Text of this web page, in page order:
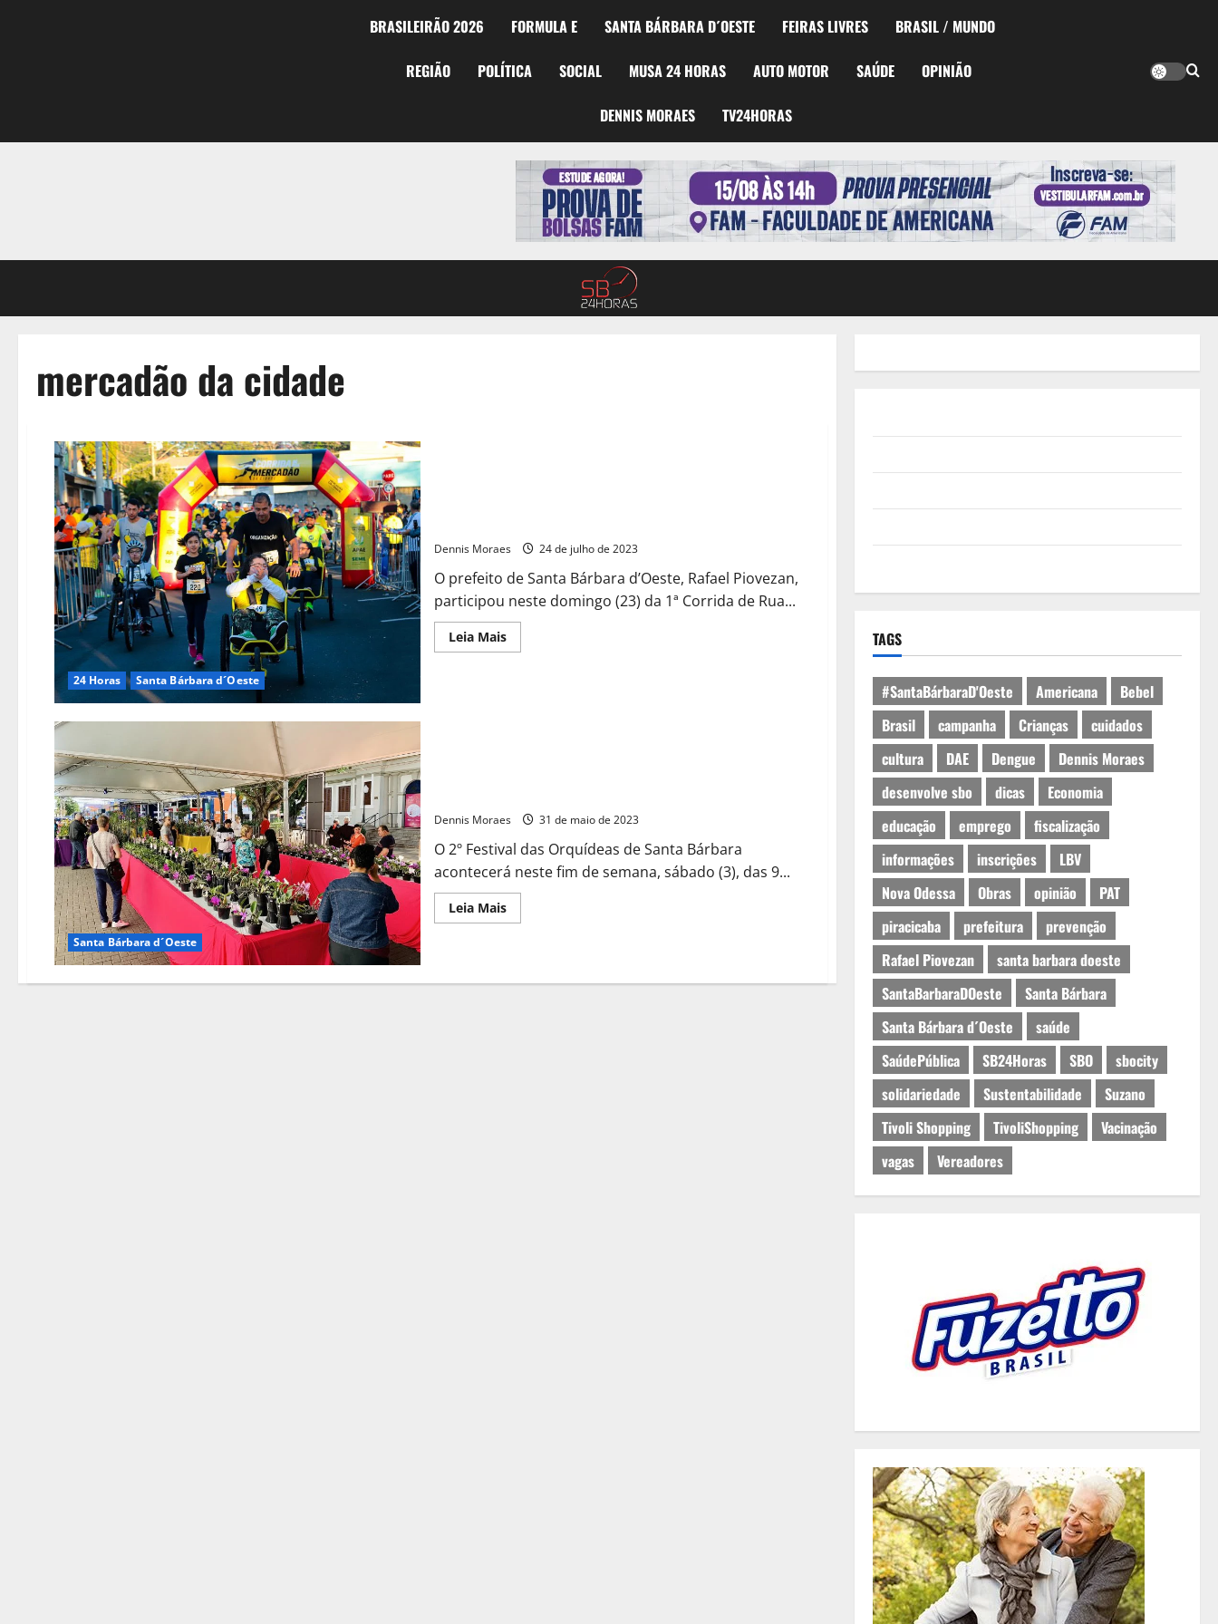
BRASILEIRÃO 2026 FORMULA E SANTA BÁRBARA D´OESTE FEIRAS LIVRES BRASIL / MUNDO
REGIÃO POLÍTICA SOCIAL MUSA 24 HORAS AUTO MOTOR SAÚDE OPINIÃO
DENNIS MORAES TV24HORAS
mercadão da cidade
24 Horas Santa Bárbara d´Oeste
Dennis Moraes 24 de julho de 2023
O prefeito de Santa Bárbara d’Oeste, Rafael Piovezan,
participou neste domingo (23) da 1ª Corrida de Rua...
Leia Mais
Santa Bárbara d´Oeste
Dennis Moraes 31 de maio de 2023
O 2º Festival das Orquídeas de Santa Bárbara
acontecerá neste fim de semana, sábado (3), das 9...
Leia Mais
TAGS
#SantaBárbaraD'Oeste Americana
Bebel
Brasil
campanha Crianças
cuidados
cultura
DAE Dengue
Dennis Moraes
desenvolve sbo
dicas
Economia
educação
emprego
fiscalização
informações
inscrições
LBV
Nova Odessa
Obras opinião
PAT
piracicaba
prefeitura
prevenção
Rafael Piovezan
santa barbara doeste
SantaBarbaraDOeste
Santa Bárbara
Santa Bárbara d´Oeste
saúde
SaúdePública
SB24Horas SBO
sbocity
solidariedade
Sustentabilidade
Suzano
Tivoli Shopping
TivoliShopping
Vacinação
vagas
Vereadores